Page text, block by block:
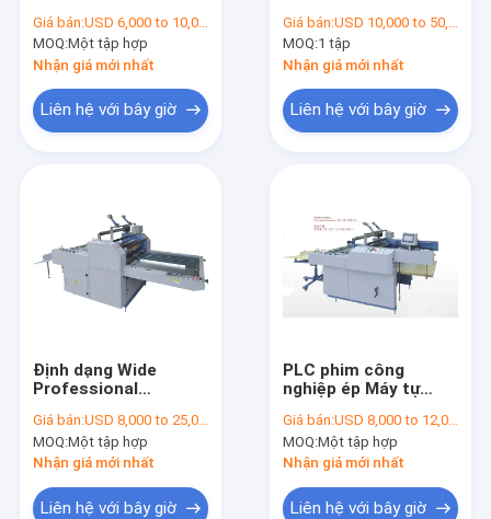
Giá bán:USD 6,000 to 10,000 per set
MOQ:Một tập hợp
Nhận giá mới nhất
Liên hệ với bây giờ
Roll ép
Giá bán:USD 10,000 to 50,000 per set
MOQ:1 tập
Nhận giá mới nhất
Liên hệ với bây giờ
Định dạng Wide
Professional
Semi - Tự động Máy
cán
Giá bán:USD 8,000 to 25,000 per set
MOQ:Một tập hợp
Nhận giá mới nhất
Liên hệ với bây giờ
PLC phim công
nghiệp ép Máy tự
Jogger giao hàng
Giá bán:USD 8,000 to 12,000 per set
MOQ:Một tập hợp
Nhận giá mới nhất
Liên hệ với bây giờ